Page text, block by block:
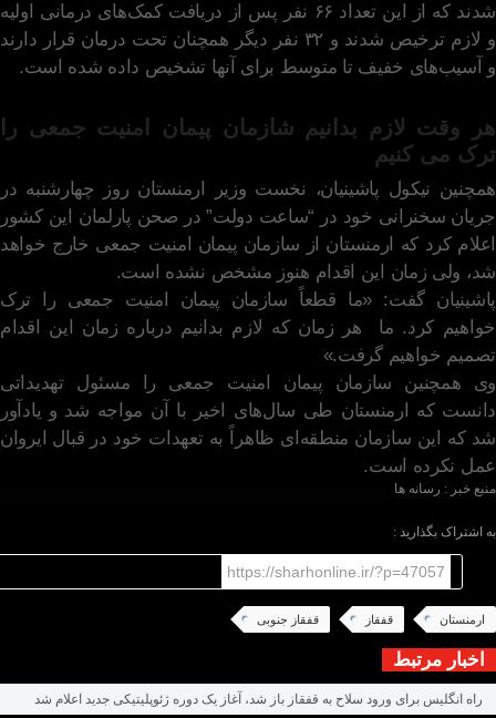
شدند که از این تعداد ۶۶ نفر پس از دریافت کمک‌های درمانی اولیه
و لازم ترخیص شدند و ۳۲ نفر دیگر همچنان تحت درمان قرار دارند
و آسیب‌های خفیف تا متوسط ​​برای آنها تشخیص داده شده است.
هر وقت لازم بدانیم شازمان پیمان امنیت جمعی را
ترک می کنیم
همچنین نیکول پاشینیان، نخست وزیر ارمنستان روز چهارشنبه در
جریان سخنرانی خود در “ساعت دولت” در صحن پارلمان این کشور
اعلام کرد که ارمنستان از سازمان پیمان امنیت جمعی خارج خواهد
شد، ولی زمان این اقدام هنوز مشخص نشده است.
پاشینیان گفت: «ما قطعاً سازمان پیمان امنیت جمعی را ترک
خواهیم کرد. ما هر زمان که لازم بدانیم درباره زمان این اقدام
تصمیم خواهیم گرفت.»
وی همچنین سازمان پیمان امنیت جمعی را مسئول تهدیداتی
دانست که ارمنستان طی سال‌های اخیر با آن مواجه شد و یادآور
شد که این سازمان منطقه‌ای ظاهراً به تعهدات خود در قبال ایروان
عمل نکرده است.
منبع خبر : رسانه ها
به اشتراک بگذارید :
https://sharhonline.ir/?p=47057
ارمنستان قفقاز قفقاز جنوبی
اخبار مرتبط
راه انگلیس برای ورود سلاح به قفقاز باز شد، آغاز یک دوره ژئوپلیتیکی جدید اعلام شد